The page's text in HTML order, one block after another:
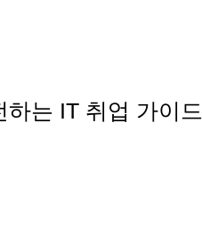
는 IT 취업 가이드